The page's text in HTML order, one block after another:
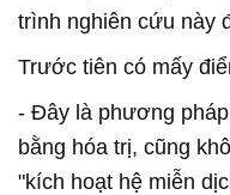
trình nghiên cứu này
Trước tiên có mấy
- Đây là phương
bằng hóa trị, cũng
"kích hoạt hệ miễn